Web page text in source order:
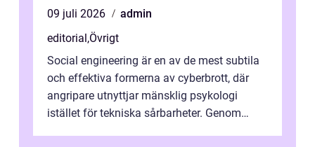
09 juli 2026
admin
editorial,Övrigt
Social engineering är en av de mest subtila
och effektiva formerna av cyberbrott, där
angripare utnyttjar mänsklig psykologi
istället för tekniska sårbarheter. Genom